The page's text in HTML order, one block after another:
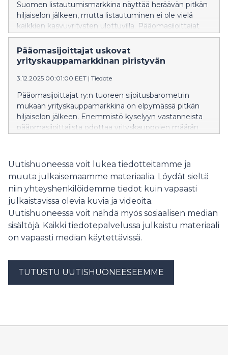
Suomen listautumismarkkina näyttää heräävän pitkän
hiljaiselon jälkeen, mutta listautuminen ei ole vielä
kaikkien kasvuyritysten ulottuvilla. Pääomasijoittajat
ry:n tuoreen kyselyn mukaan 49
pääomasijoitustaustaisella yrityksellä nähdään
potentiaalia listautua pörssiin seuraavan viiden vuoden
markkinaehtoisesti – valuaatioiden, kannattavuuden ja
talouskehityksen perusteella.
Pääomasijoittajat uskovat
yrityskauppamarkkinan piristyvän
3.12.2025 00:01:00 EET | Tiedote
Pääomasijoittajat ry:n tuoreen sijoitusbarometrin
mukaan yrityskauppamarkkina on elpymässä pitkän
hiljaiselon jälkeen. Enemmistö kyselyyn vastanneista
pääomasijoittajista odottaa yrityskauppojen määrän
kotimaiset buyout- ja growth-sijoittajat sijoittivat 148
miljoonaa euroa 29 vakiintuneeseen kasvuyritykseen,
ja irtautumisia toteutui 11.
Uutishuoneessa voit lukea tiedotteitamme ja
muuta julkaisemaamme materiaalia. Löydät sieltä
niin yhteyshenkilöidemme tiedot kuin vapaasti
julkaistavissa olevia kuvia ja videoita.
Uutishuoneessa voit nähdä myös sosiaalisen median
sisältöjä. Kaikki tiedotepalvelussa julkaistu materiaali
on vapaasti median käytettävissä.
TUTUSTU UUTISHUONEESEEMME